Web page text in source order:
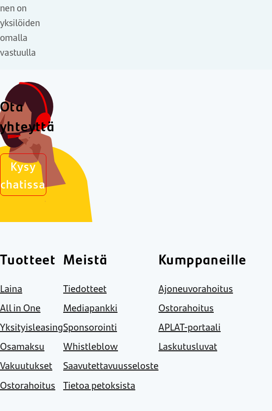
nen on
yksilöiden
omalla
vastuulla
Ota
yhteyttä
Kysy
chatissa
Tuotteet
Laina
All in One
Yksityisleasing
Osamaksu
Vakuutukset
Ostorahoitus
Meistä
Tiedotteet
Mediapankki
Sponsorointi
Whistleblow
Saavutettavuusseloste
Tietoa petoksista
Kumppaneille
Ajoneuvorahoitus
Ostorahoitus
APLAT-portaali
Laskutusluvat